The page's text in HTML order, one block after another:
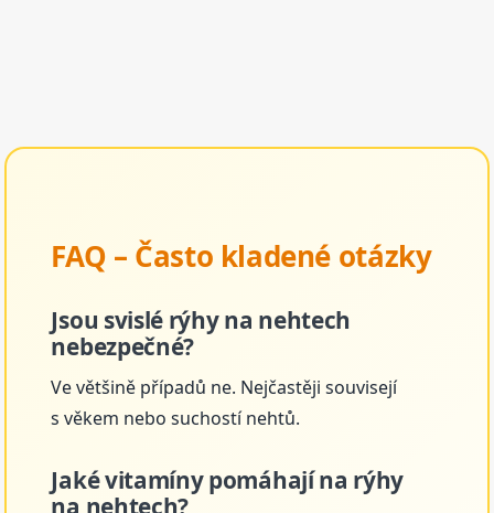
FAQ – Často kladené otázky
Jsou svislé rýhy na nehtech
nebezpečné?
Ve většině případů ne. Nejčastěji souvisejí
s věkem nebo suchostí nehtů.
Jaké vitamíny pomáhají na rýhy
na nehtech?